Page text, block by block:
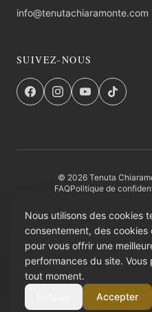
info@tenutachiaramonte.com
SUIVEZ-NOUS
© 2026 Tenuta
FAQPolitique de
Nous utilisons des cookies
consentement, des
pour vous offrir une
performances du site.
tout moment.
Accepter